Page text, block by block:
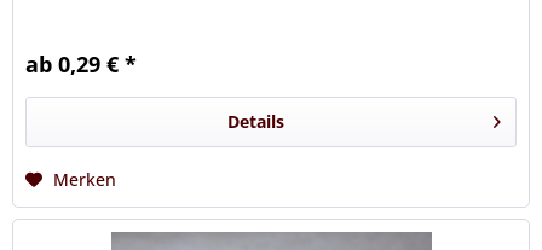
ab 0,29 € *
Details
Merken